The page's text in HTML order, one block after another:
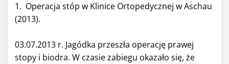
1. Operacja stóp w Klinice Ortopedycznej w Aschau
(2013).
03.07.2013 r. Jagódka przeszła operację prawej
stopy i biodra. W czasie zabiegu okazało się, że